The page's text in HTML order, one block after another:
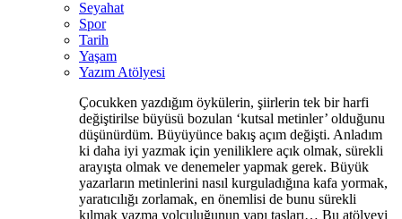
Seyahat
Spor
Tarih
Yaşam
Yazım Atölyesi
Çocukken yazdığım öykülerin, şiirlerin tek bir harfi
değiştirilse büyüsü bozulan ‘kutsal metinler’ olduğunu
düşünürdüm. Büyüyünce bakış açım değişti. Anladım
ki daha iyi yazmak için yeniliklere açık olmak, sürekli
arayışta olmak ve denemeler yapmak gerek. Büyük
yazarların metinlerini nasıl kurguladığına kafa yormak,
yaratıcılığı zorlamak, en önemlisi de bunu sürekli
kılmak yazma yolculuğunun yapı taşları… Bu atölyeyi